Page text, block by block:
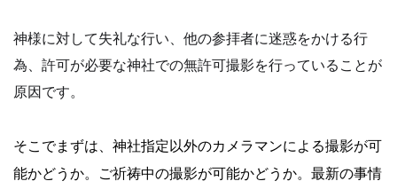
神様に対して失礼な行い、他の参拝者に迷惑をかける行
為、許可が必要な神社での無許可撮影を行っていることが
原因です。
そこでまずは、神社指定以外のカメラマンによる撮影が可
能かどうか。 ご祈祷中の撮影が可能かどうか。 最新の事情